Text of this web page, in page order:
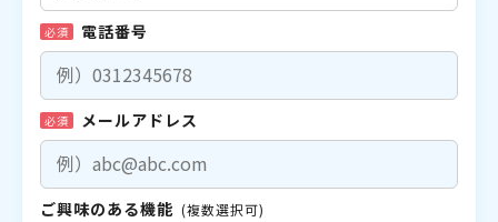
必須 電話番号
必須 メールアドレス
ご興味のある機能 (複数選択可)